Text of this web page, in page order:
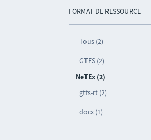
FORMAT DE RESSOURCE
Tous (2)
GTFS (2)
NeTEx (2)
gtfs-rt (2)
docx (1)